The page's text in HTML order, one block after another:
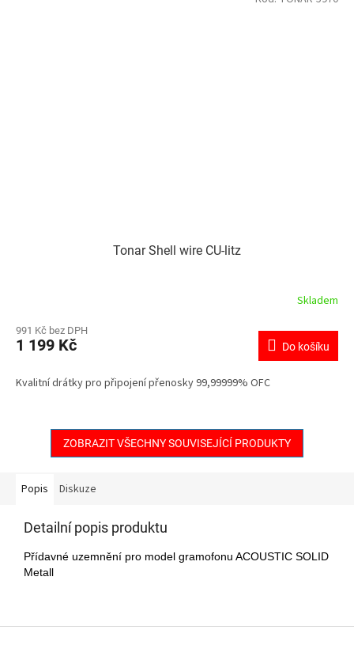
Tonar Shell wire CU-litz
Skladem
991 Kč bez DPH
1 199 Kč Do košíku
Kvalitní drátky pro připojení přenosky 99,99999% OFC
ZOBRAZIT VŠECHNY SOUVISEJÍCÍ PRODUKTY
Popis Diskuze
Detailní popis produktu
Přídavné uzemnění pro model gramofonu ACOUSTIC SOLID
Metall